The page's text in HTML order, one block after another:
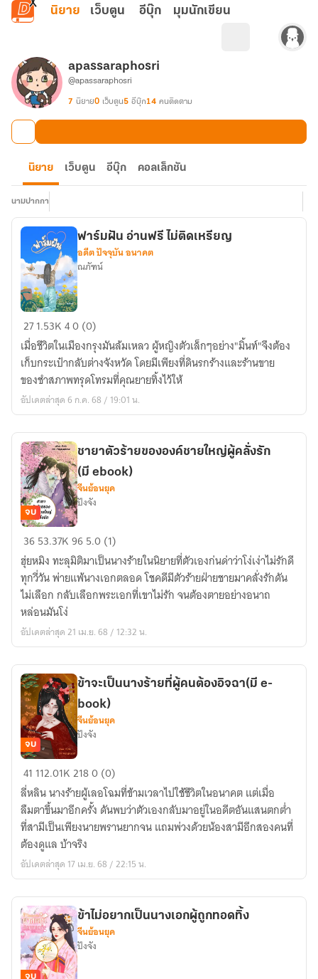
ข้ามไปยังเนื้อหาหลัก
นิยาย เว็บตูน อีบุ๊ก มุมนักเขียน
apassaraphosri
@apassaraphosri
7 นิยาย0 เว็บตูน5 อีบุ๊ก14 คนติดตาม
นิยาย เว็บตูน อีบุ๊ก คอลเล็กชัน
นามปากกา
ฟาร์ม
ฝัน
อ่าน
ฟรี
ไม่
ติด
ฟาร์มฝัน อ่านฟรี ไม่ติดเหรียญ
อดีต ปัจจุบัน อนาคต
ณภัฑน์
271.53K40 (0)
เมื่อชีวิตในเมืองกรุงมันล้มเหลว ผู้หญิงตัวเล็กๆอย่าง"มิ้นท์"จึงต้อง
เก็บกระเป๋ากลับต่างจังหวัด โดยมีเพียงที่ดินรกร้างและร้านขาย
ของชำสภาพทรุดโทรมที่คุณยายทิ้งไว้ให้
อัปเดตล่าสุด 6 ก.ค. 68 / 19:01 น.
ชายา
ตัว
ร้าย
ของ
องค์
ชาย
ใหญ่
คลั่ง
รัก
(มี
ebook)
จบ
ชายาตัวร้ายขององค์ชายใหญ่ผู้คลั่งรัก
(มี ebook)
จีนย้อนยุค
ปังจัง
3653.37K965.0 (1)
ฮุ่ยหมิง ทะลุมิติมาเป็นนางร้ายในนิยายที่ตัวเองก่นด่าว่าโง่เง่าไม่รักดี
ทุกวี่วัน พ่ายแพ้นางเอกตลอด โชคดีมีตัวร้ายฝ่ายชายมาคลั่งรักดัน
ไม่เลือก กลับเลือกพระเอกที่เขาไม่รัก จนต้องตายอย่างอนาถ
หล่อนมันโง่
อัปเดตล่าสุด 21 เม.ย. 68 / 12:32 น.
ข้า
จะ
เป็น
นาง
ร้าย
ที่
ผู้คน
อิจฉา(มี
e-
book)
จบ
ข้าจะเป็นนางร้ายที่ผู้คนต้องอิจฉา(มี e-
book)
จีนย้อนยุค
ปังจัง
41 112.01K2180 (0)
ลี่หลิน นางร้ายผู้เลอโฉมที่ข้ามเวลาไปใช้ชีวิตในอนาคต แต่เมื่อ
ลืมตาขึ้นมาอีกครั้ง ดันพบว่าตัวเองกลับมาอยู่ในอดีตอันแสนตกต่ำ
ที่สามีเป็นเพียงนายพรานยากจน แถมพ่วงด้วยน้องสามีอีกสองคนที่
ต้องดูแล บ้าจริง
อัปเดตล่าสุด 17 เม.ย. 68 / 22:15 น.
จบ
ข้าไม่อยากเป็นนางเอกผู้ถูกทอดทิ้ง
จีนย้อนยุค
ปังจัง